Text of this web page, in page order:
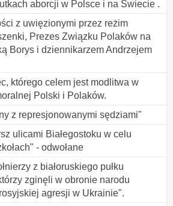
aborcji w Polsce i na Świecie .
z uwięzionymi przez reżim
Prezes Związku Polaków na
Borys i dziennikarzem Andrzejem
którego celem jest modlitwa w
Polski i Polaków.
z represjonowanymi sędziami"
ulicami Białegostoku w celu
- odwołane
z białoruskiego pułku
zginęli w obronie narodu
agresji w Ukrainie".